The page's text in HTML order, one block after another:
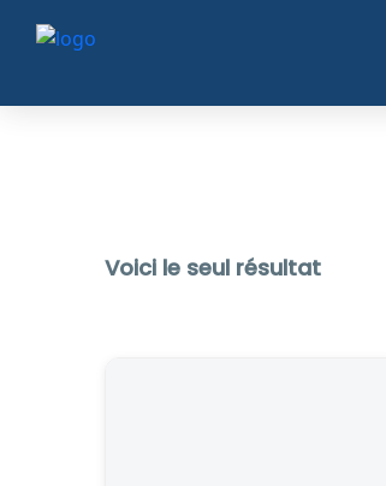
Voici le seul résultat